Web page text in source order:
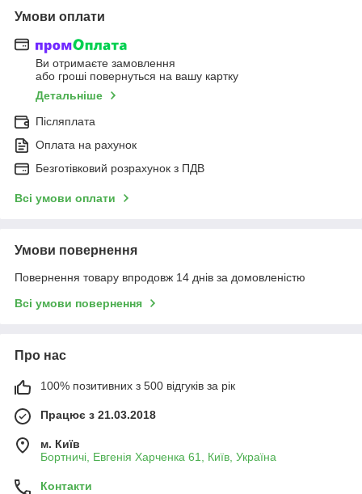
Умови оплати
Ви отримаєте замовлення
або гроші повернуться на вашу картку
Детальніше
Післяплата
Оплата на рахунок
Безготівковий розрахунок з ПДВ
Всі умови оплати
Умови повернення
Повернення товару впродовж 14 днів за домовленістю
Всі умови повернення
Про нас
100% позитивних з 500 відгуків за рік
Працює з 21.03.2018
м. Київ
Бортничі, Евгенія Харченка 61, Київ, Україна
Контакти